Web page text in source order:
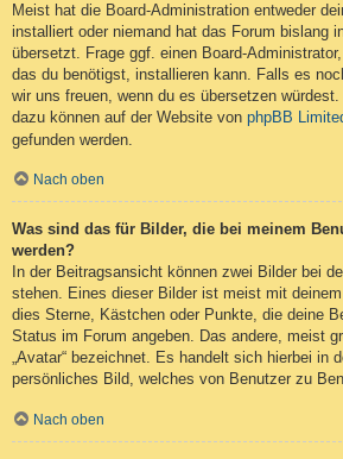
Meist hat die Board-Administration entweder
installiert oder niemand hat das Forum bislang
übersetzt. Frage ggf. einen Board-
das du benötigst, installieren kann. Falls es
wir uns freuen, wenn du es übersetzen
dazu können auf der Website von phpBB
gefunden werden.
Nach oben
Was sind das für Bilder, die bei meinem
werden?
In der Beitragsansicht können zwei Bilder bei
stehen. Eines dieser Bilder ist meist mit
dies Sterne, Kästchen oder Punkte, die deine
Status im Forum angeben. Das andere, meist
„Avatar“ bezeichnet. Es handelt sich hierbei in
persönliches Bild, welches von Benutzer zu
Nach oben